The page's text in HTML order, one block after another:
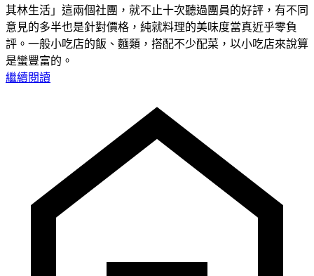
其林生活」這兩個社團，就不止十次聽過團員的好評，有不同
意見的多半也是針對價格，純就料理的美味度當真近乎零負
評。一般小吃店的飯、麵類，搭配不少配菜，以小吃店來說算
是蠻豐富的。
繼續閱讀